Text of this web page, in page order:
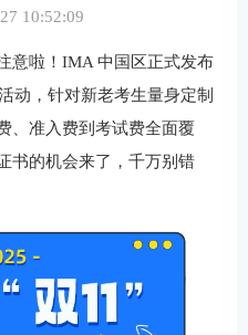
10:52:09
意啦！IMA 中国区正式发布
动，针对新老考生量身定制
、准入费到考试费全面覆
书的机会来了，千万别错